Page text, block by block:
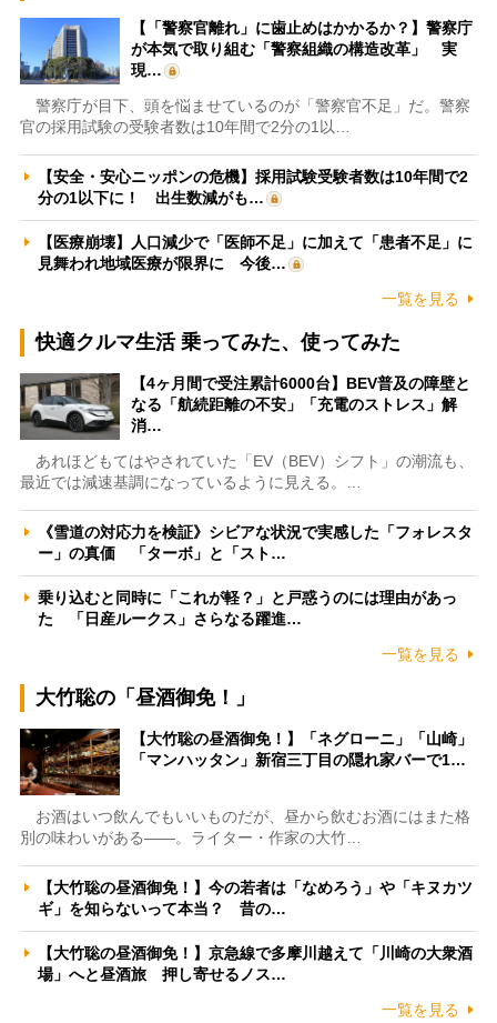
【「警察官離れ」に歯止めはかかるか？】警察庁
が本気で取り組む「警察組織の構造改革」 実
現…
警察庁が目下、頭を悩ませているのが「警察官不足」だ。警察
官の採用試験の受験者数は10年間で2分の1以…
【安全・安心ニッポンの危機】採用試験受験者数は10年間で2
分の1以下に！ 出生数減がも…
【医療崩壊】人口減少で「医師不足」に加えて「患者不足」に
見舞われ地域医療が限界に 今後…
一覧を見る
快適クルマ生活 乗ってみた、使ってみた
【4ヶ月間で受注累計6000台】BEV普及の障壁と
なる「航続距離の不安」「充電のストレス」解
消…
あれほどもてはやされていた「EV（BEV）シフト」の潮流も、
最近では減速基調になっているように見える。…
《雪道の対応力を検証》シビアな状況で実感した「フォレスタ
ー」の真価 「ターボ」と「スト…
乗り込むと同時に「これが軽？」と戸惑うのには理由があっ
た 「日産ルークス」さらなる躍進…
一覧を見る
大竹聡の「昼酒御免！」
【大竹聡の昼酒御免！】「ネグローニ」「山崎」
「マンハッタン」新宿三丁目の隠れ家バーで1…
お酒はいつ飲んでもいいものだが、昼から飲むお酒にはまた格
別の味わいがある――。ライター・作家の大竹…
【大竹聡の昼酒御免！】今の若者は「なめろう」や「キヌカツ
ギ」を知らないって本当？ 昔の…
【大竹聡の昼酒御免！】京急線で多摩川越えて「川崎の大衆酒
場」へと昼酒旅 押し寄せるノス…
一覧を見る